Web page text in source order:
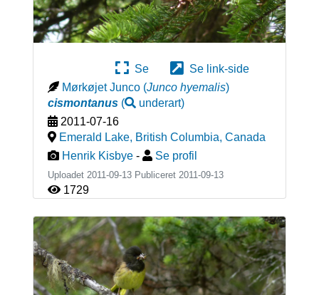
Se
Se link-side
Mørkøjet Junco (Junco hyemalis)
cismontanus( underart)
2011-07-16
Emerald Lake, British Columbia, Canada
Henrik Kisbye - Se profil
Uploadet 2011-09-13 Publiceret 2011-09-13
1729